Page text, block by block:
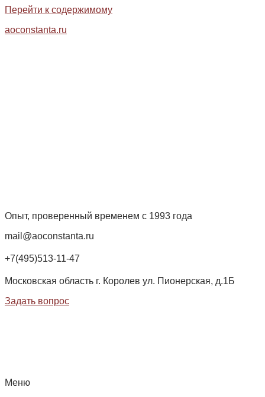
Перейти к содержимому
aoconstanta.ru
Опыт, проверенный временем с 1993 года
mail@aoconstanta.ru
+7(495)513-11-47
Московская область г. Королев ул. Пионерская, д.1Б
Задать вопрос
Меню